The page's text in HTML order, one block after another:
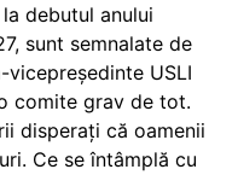
debutul anului
sunt semnalate de
vicepreședinte USLI
comite grav de tot.
disperați că oamenii
Ce se întâmplă cu